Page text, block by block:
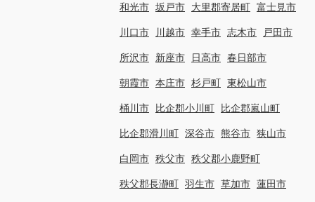
和光市 坂戸市 大里郡寄居町 富士見市
川口市 川越市 幸手市 志木市 戸田市
所沢市 新座市 日高市 春日部市
朝霞市 本庄市 杉戸町 東松山市
桶川市 比企郡小川町 比企郡嵐山町
比企郡滑川町 深谷市 熊谷市 狭山市
白岡市 秩父市 秩父郡小鹿野町
秩父郡長瀞町 羽生市 草加市 蓮田市